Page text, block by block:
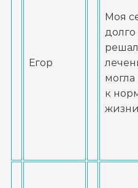
Лечение алкоголизма в
Лечение пивного
Егор
Моя
долго
могла
к